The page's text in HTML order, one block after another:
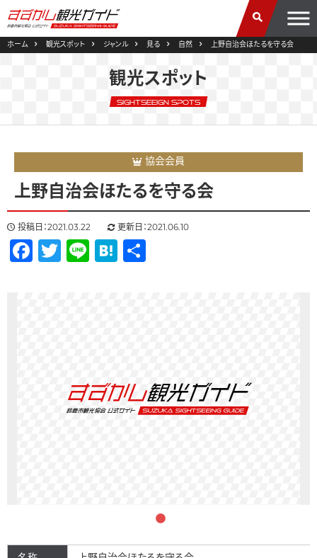
ホーム 観光スポット ジャンル 見る 自然 上野自治会ほたるを守る会
観光スポット
SightSeeign Spots
協会会員
上野自治会ほたるを守る会
投稿日：2021.03.22 更新日：2021.06.10
Facebook
Twitter
LineHatena